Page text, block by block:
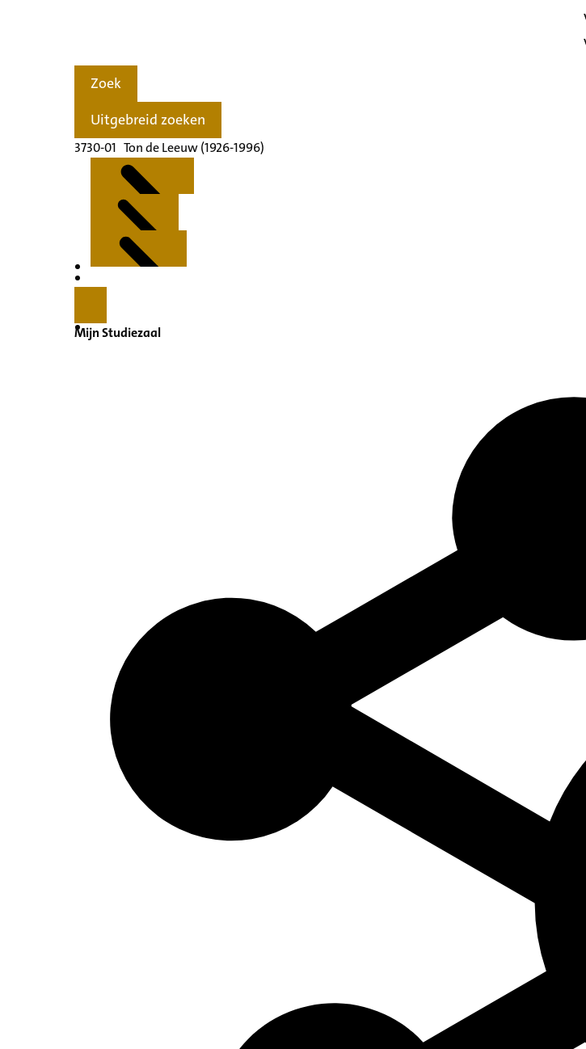
Zoek
Uitgebreid zoeken
3730-01 Ton de Leeuw (1926-1996)
Inventaris
Mijn Studiezaal